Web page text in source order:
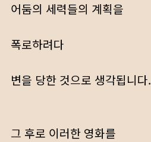
어둠의 세력들의 계획을
폭로하려다
변을 당한 것으로 생각됩니다.
그 후로 이러한 영화를